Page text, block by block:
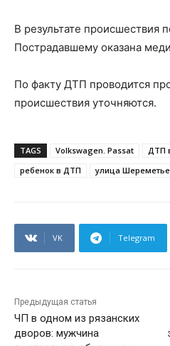
В результате происшествия
Пострадавшему оказана
По факту ДТП проводится
происшествия уточняются.
TAGS Volkswagen. Passat
ДТП
ребенок в ДТП
улица
VK Telegram
Предыдущая статья
ЧП в одном из рязанских
дворов: мужчина